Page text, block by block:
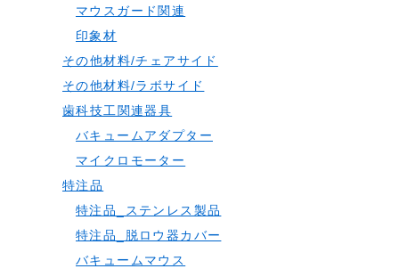
マウスガード関連
印象材
その他材料/チェアサイド
その他材料/ラボサイド
歯科技工関連器具
バキュームアダプター
マイクロモーター
特注品
特注品_ステンレス製品
特注品_脱ロウ器カバー
バキュームマウス